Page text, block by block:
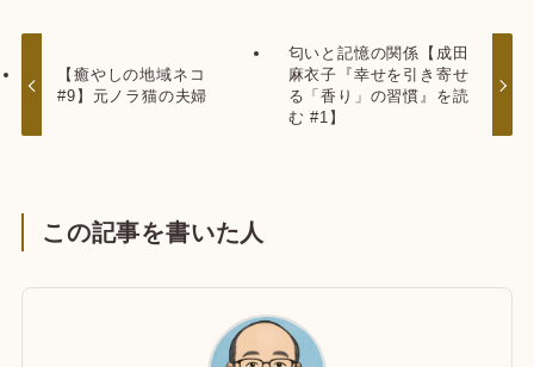
【癒やしの地域ネコ
#9】元ノラ猫の夫婦
匂いと記憶の関係【成田
麻衣子『幸せを引き寄せ
る「香り」の習慣』を読
む #1】
この記事を書いた人